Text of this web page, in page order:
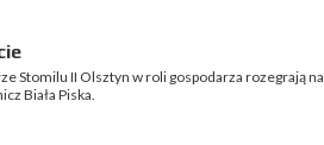
Stomilu II Olsztyn w roli gospodarza rozegrają na
Biała Piska.